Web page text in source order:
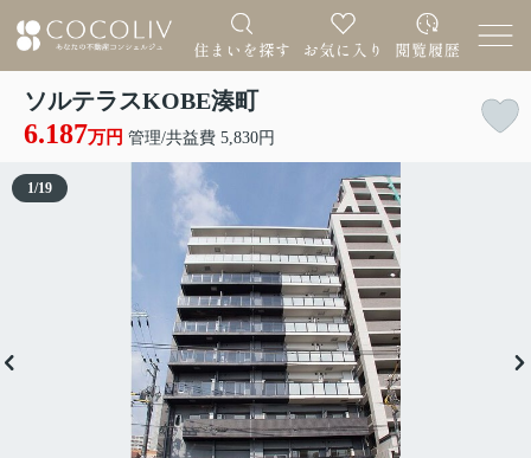
ソルテラスKOBE湊町
6.187万円 管理/共益費 5,830円
1/19